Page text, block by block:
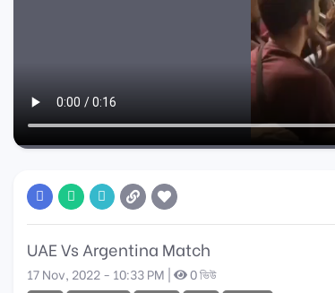
UAE Vs Argentina Match
17 Nov, 2022 - 10:33 PM | 0 ভিউ